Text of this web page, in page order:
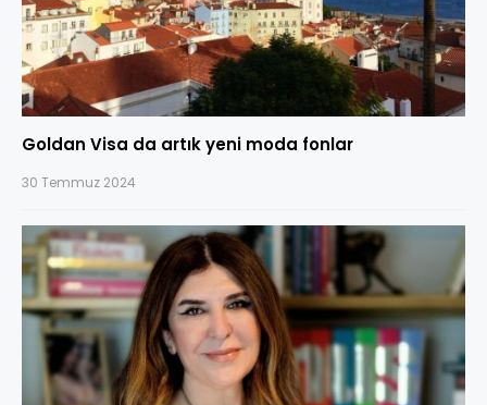
Goldan Visa da artık yeni moda fonlar
30 Temmuz 2024